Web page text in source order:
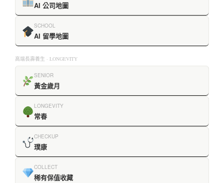
AI 公司地圖
SCHOOL
AI 留學地圖
高端長壽養生 · LONGEVITY
SENIOR
黃金歲月
LONGEVITY
常春
CHECKUP
璞康
COLLECT
稀有保值收藏